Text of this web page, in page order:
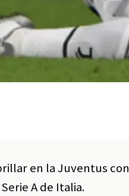
en la Juventus con
A de Italia.